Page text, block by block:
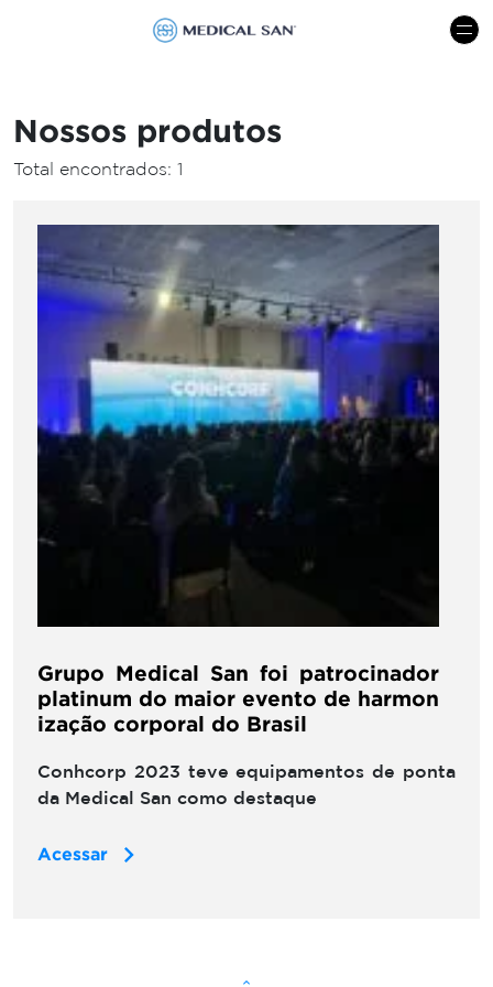
menu
Nossos produtos
Total encontrados: 1
Grupo Medical San foi patrocinador
platinum do maior evento de harmon
ização corporal do Brasil
Conhcorp 2023 teve equipamentos de ponta
da Medical San como destaque
Acessar
keyboard_arrow_up